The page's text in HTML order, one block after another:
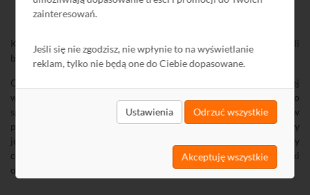
zainteresowań.
Jeśli się nie zgodzisz, nie wpłynie to na wyświetlanie
reklam, tylko nie będą one do Ciebie dopasowane.
Ustawienia Odrzuć wszystkie
Akceptuję wszystkie
Typowy kabel doziemny DAC
Kable te posiadają tzw. konstrukcję Water Block
(WB), czyli
blokującą wewnętrzny przepływ wody wzdłuż kabla.
Oferowane przez firmę Dipol kable DAC, pomimo swojej
wytrzymałej konstrukcji, są wygodne w przygotowaniu do
spawania. Z dedykowanych do ich obróbki narzędzi, podobnie jak w
przypadku kabli zewnętrznych oraz uniwersalnych, wystarczy
jedynie stripper Ideal
służący do bezpiecznego otwarcia tuby
centralnej. Do rozerwania powłoki zewnętrznej wystarczą cążki
oraz para kombinerek do rozerwania powłoki wzdłuż prętów FRP.